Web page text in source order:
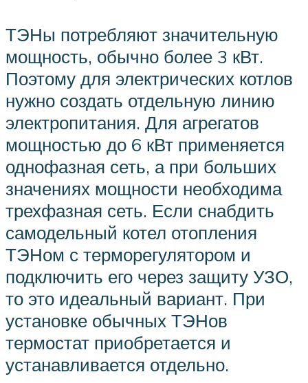
ТЭНы потребляют значительную
мощность, обычно более 3 кВт.
Поэтому для электрических котлов
нужно создать отдельную линию
электропитания. Для агрегатов
мощностью до 6 кВт применяется
однофазная сеть, а при больших
значениях мощности необходима
трехфазная сеть. Если снабдить
самодельный котел отопления
ТЭНом с терморегулятором и
подключить его через защиту УЗО,
то это идеальный вариант. При
установке обычных ТЭНов
термостат приобретается и
устанавливается отдельно.